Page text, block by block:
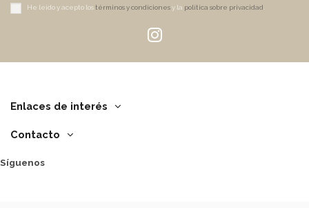
He leído y acepto lostérminos y condicionesy la política sobre privacidad
Enlaces de interés
Contacto
Síguenos